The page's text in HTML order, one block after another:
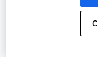
Cookie-